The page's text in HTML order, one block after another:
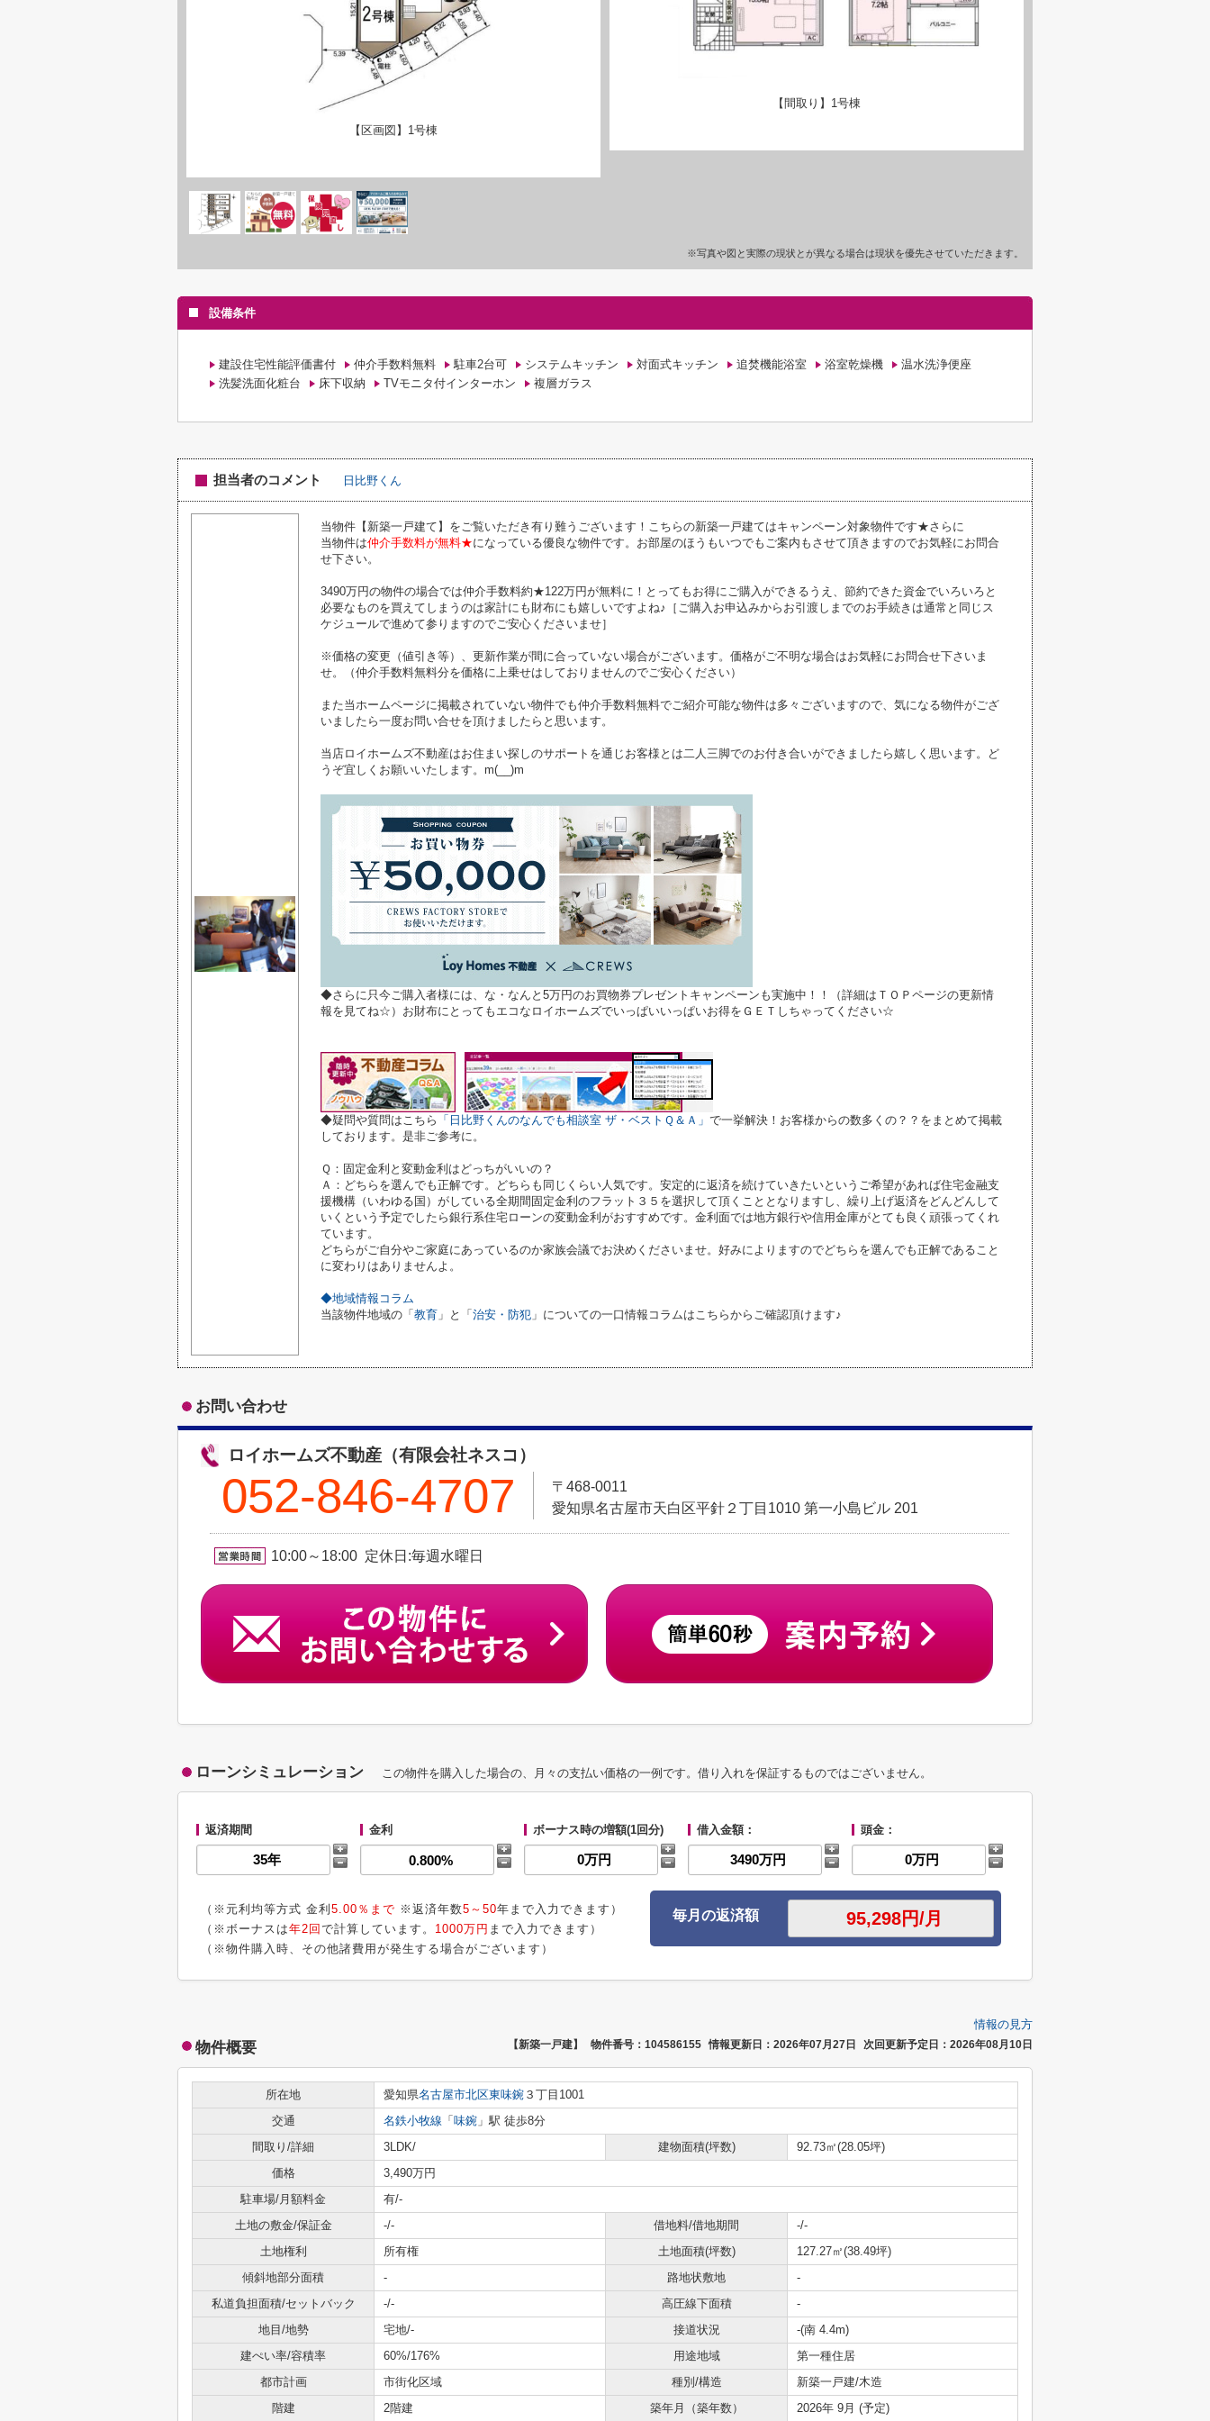
【区画図】1号棟
【間取り】1号棟
※写真や図と実際の現状とが異なる場合は現状を優先させていただきます。
設備条件
建設住宅性能評価書付 仲介手数料無料 駐車2台可 システムキッチン 対面式キッチン 追焚機能浴室 浴室乾燥機
温水洗浄便座
洗髪洗面化粧台
床下収納 TVモニタ付インターホン 複層ガラス
担当者のコメント 日比野くん
当物件【新築一戸建て】をご覧いただき有り難うございます！こちらの新築一戸建てはキャンペーン対象物件です★さらに
当物件は仲介手数料が無料★になっている優良な物件です。お部屋のほうもいつでもご案内もさせて頂きますのでお気軽にお問合
せ下さい。
3490万円の物件の場合では仲介手数料約★122万円が無料に！とってもお得にご購入ができるうえ、節約できた資金でいろいろと
必要なものを買えてしまうのは家計にも財布にも嬉しいですよね♪［ご購入お申込みからお引渡しまでのお手続きは通常と同じス
ケジュールで進めて参りますのでご安心くださいませ］
※価格の変更（値引き等）、更新作業が間に合っていない場合がございます。価格がご不明な場合はお気軽にお問合せ下さいま
せ。（仲介手数料無料分を価格に上乗せはしておりませんのでご安心ください）
また当ホームページに掲載されていない物件でも仲介手数料無料でご紹介可能な物件は多々ございますので、気になる物件がござ
いましたら一度お問い合せを頂けましたらと思います。
当店ロイホームズ不動産はお住まい探しのサポートを通じお客様とは二人三脚でのお付き合いができましたら嬉しく思います。ど
うぞ宜しくお願いいたします。m(__)m
◆さらに只今ご購入者様には、な・なんと5万円のお買物券プレゼントキャンペーンも実施中！！（詳細はＴＯＰページの更新情
報を見てね☆）お財布にとってもエコなロイホームズでいっぱいいっぱいお得をＧＥＴしちゃってください☆
◆疑問や質問はこちら 「日比野くんのなんでも相談室 ザ・ベストＱ＆Ａ」 で一挙解決！お客様からの数多くの？？をまとめて掲載
しております。是非ご参考に。
Ｑ：固定金利と変動金利はどっちがいいの？
Ａ：どちらを選んでも正解です。どちらも同じくらい人気です。安定的に返済を続けていきたいというご希望があれば住宅金融支
援機構（いわゆる国）がしている全期間固定金利のフラット３５を選択して頂くこととなりますし、繰り上げ返済をどんどんして
いくという予定でしたら銀行系住宅ローンの変動金利がおすすめです。金利面では地方銀行や信用金庫がとても良く頑張ってくれ
ています。
どちらがご自分やご家庭にあっているのか家族会議でお決めくださいませ。好みによりますのでどちらを選んでも正解であること
に変わりはありませんよ。
◆地域情報コラム
当該物件地域の「 教育 」と「 治安・防犯 」についての一口情報コラムはこちらからご確認頂けます♪
お問い合わせ
ロイホームズ不動産（有限会社ネスコ）
052-846-4707
〒468-0011
愛知県名古屋市天白区平針２丁目1010 第一小島ビル 201
10:00～18:00 定休日:毎週水曜日
ローンシミュレーション この物件を購入した場合の、月々の支払い価格の一例です。借り入れを保証するものではございません。
返済期間 金利 ボーナス時の増額(1回分) 借入金額： 頭金：
（※元利均等方式 金利 5.00％まで ※返済年数5～50年まで入力できます）
（※ボーナスは年2回 で計算しています。 1000万円 まで入力できます）
（※物件購入時、その他諸費用が発生する場合がございます）
毎月の返済額
情報の見方
物件概要 【新築一戸建】 物件番号：104586155 情報更新日：2026年07月27日 次回更新予定日：2026年08月10日
所在地 愛知県名古屋市北区東味鋺 ３丁目1001
交通
名鉄小牧線 「 味鋺 」駅 徒歩8分
間取り/詳細
3LDK/ 建物面積(坪数)
92.73㎡(28.05坪)
価格
3,490万円
駐車場/月額料金
有/-
土地の敷金/保証金
-/- 借地料/借地期間
-/-
土地権利
所有権 土地面積(坪数)
127.27㎡(38.49坪)
傾斜地部分面積
- 路地状敷地
-
私道負担面積/セットバック
-/- 高圧線下面積
-
地目/地勢
宅地/- 接道状況
-(南 4.4m)
建ぺい率/容積率
60%/176% 用途地域
第一種住居
都市計画
市街化区域 種別/構造
新築一戸建/木造
階建
2階建 築年月（築年数） 2026年 9月 (予定)